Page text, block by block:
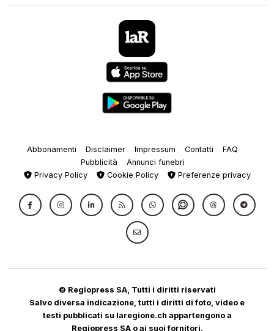
Abbonamenti Disclaimer Impressum Contatti
FAQ
Pubblicità
Annunci funebri
Privacy Policy
Cookie Policy Preferenze privacy
© Regiopress SA, Tutti i diritti riservati
Salvo diversa indicazione, tutti i diritti di foto, video e
testi pubblicati su laregione.ch appartengono a
Regiopress SA o ai suoi fornitori.